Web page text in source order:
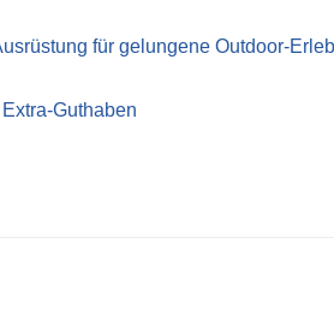
für gelungene Outdoor-
Guthaben